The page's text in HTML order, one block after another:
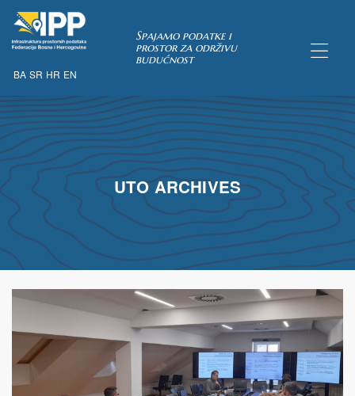
BA SR HR EN
Spajamo podatke i
prostor za održivu
budućnost
UTO ARCHIVES